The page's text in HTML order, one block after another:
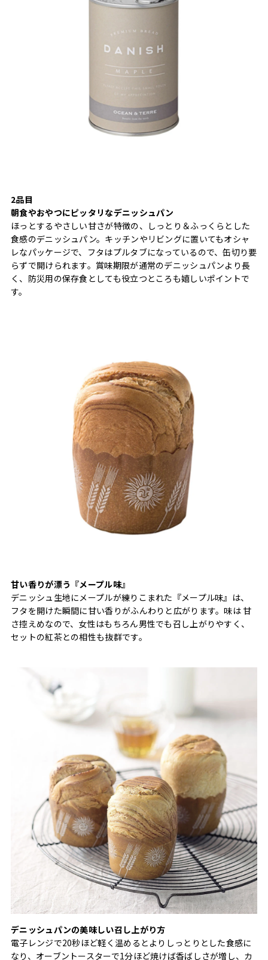
2品目
朝食やおやつにピッタリなデニッシュパン
ほっとするやさしい甘さが特徴の、しっとり＆ふっくらとした
食感のデニッシュパン。キッチンやリビングに置いてもオシャ
レなパッケージで、フタはプルタブになっているので、缶切り要
らずで開けられます。賞味期限が通常のデニッシュパンより長
く、防災用の保存食としても役立つところも嬉しいポイントで
す。
甘い香りが漂う『メープル味』
デニッシュ生地にメープルが練りこまれた『メープル味』は、
フタを開けた瞬間に甘い香りがふんわりと広がります。味は 甘
さ控えめなので、女性はもちろん男性でも召し上がりやすく、
セットの紅茶との相性も抜群です。
デニッシュパンの美味しい召し上がり方
電子レンジで20秒ほど軽く温めるとよりしっとりとした食感に
なり、オーブントースターで1分ほど焼けば香ばしさが増し、カ